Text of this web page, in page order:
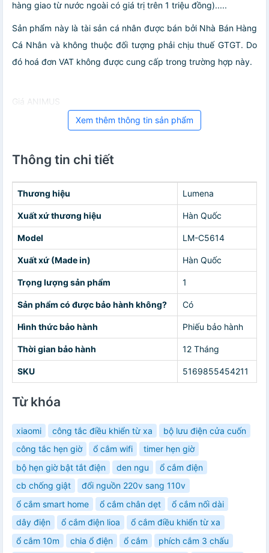
hàng giao từ nước ngoài có giá trị trên 1 triệu đồng).....
Sản phẩm này là tài sản cá nhân được bán bởi Nhà Bán Hàng
Cá Nhân và không thuộc đối tượng phải chịu thuế GTGT. Do
đó hoá đơn VAT không được cung cấp trong trường hợp này.
Giá ANIMUS
Xem thêm thông tin sản phẩm
Thông tin chi tiết
Thương hiệu Lumena
Xuất xứ thương hiệu Hàn Quốc
Model LM-C5614
Xuất xứ (Made in) Hàn Quốc
Trọng lượng sản phẩm 1
Sản phẩm có được bảo hành không? Có
Hình thức bảo hành Phiếu bảo hành
Thời gian bảo hành 12 Tháng
SKU 5169855454211
Từ khóa
xiaomi công tắc điều khiển từ xa
bộ lưu điện cửa cuốn
công tắc hẹn giờ
ổ cắm wifi
timer hẹn giờ
bộ hẹn giờ bật tắt điện
den ngu
ổ cắm điện
cb chống giật
đổi nguồn 220v sang 110v
ổ cắm smart home
ổ cắm chân dẹt
ổ cắm nối dài
dây điện
ổ cắm điện lioa
ổ cắm điều khiển từ xa
ổ cắm 10m
chia ổ điện ổ cắm
phích cắm 3 chấu